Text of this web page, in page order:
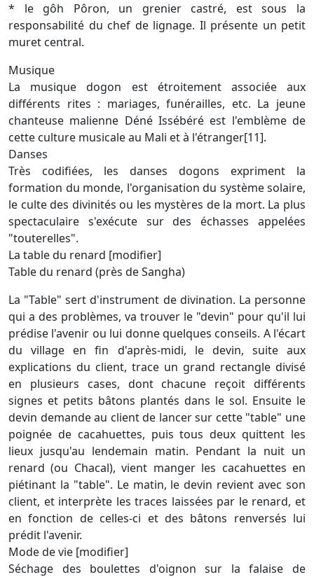
* le gôh Pôron, un grenier castré, est sous la
responsabilité du chef de lignage. Il présente un petit
muret central.
Musique
La musique dogon est étroitement associée aux
différents rites : mariages, funérailles, etc. La jeune
chanteuse malienne Déné Issébéré est l'emblème de
cette culture musicale au Mali et à l'étranger[11].
Danses
Très codifiées, les danses dogons expriment la
formation du monde, l'organisation du système solaire,
le culte des divinités ou les mystères de la mort. La plus
spectaculaire s'exécute sur des échasses appelées
"touterelles".
La table du renard [modifier]
Table du renard (près de Sangha)
La "Table" sert d'instrument de divination. La personne
qui a des problèmes, va trouver le "devin" pour qu'il lui
prédise l'avenir ou lui donne quelques conseils. A l'écart
du village en fin d'après-midi, le devin, suite aux
explications du client, trace un grand rectangle divisé
en plusieurs cases, dont chacune reçoit différents
signes et petits bâtons plantés dans le sol. Ensuite le
devin demande au client de lancer sur cette "table" une
poignée de cacahuettes, puis tous deux quittent les
lieux jusqu'au lendemain matin. Pendant la nuit un
renard (ou Chacal), vient manger les cacahuettes en
piétinant la "table". Le matin, le devin revient avec son
client, et interprète les traces laissées par le renard, et
en fonction de celles-ci et des bâtons renversés lui
prédit l'avenir.
Mode de vie [modifier]
Séchage des boulettes d'oignon sur la falaise de